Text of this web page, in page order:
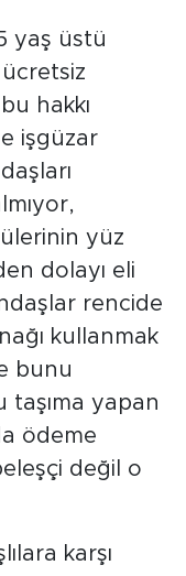
yaş üstü
hakkı
işgüzar
yüz
dolayı eli
rencide
kullanmak
bunu
taşıma yapan
ödeme
değil o
karşı